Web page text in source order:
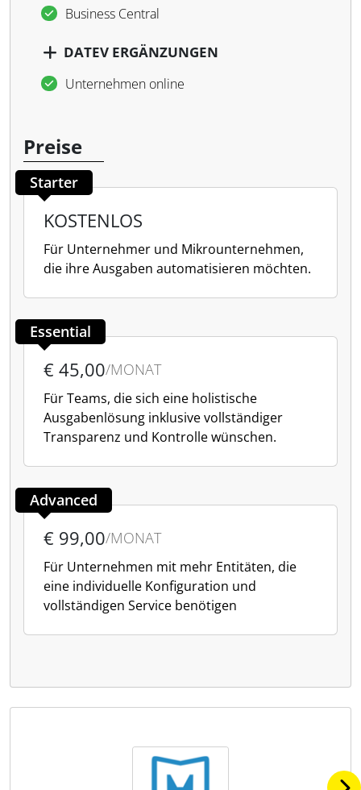
Business Central
DATEV ERGÄNZUNGEN
Unternehmen online
Preise
Starter
KOSTENLOS
Für Unternehmer und Mikrounternehmen,
die ihre Ausgaben automatisieren möchten.
Essential
€ 45,00/MONAT
Für Teams, die sich eine holistische
Ausgabenlösung inklusive vollständiger
Transparenz und Kontrolle wünschen.
Advanced
€ 99,00/MONAT
Für Unternehmen mit mehr Entitäten, die
eine individuelle Konfiguration und
vollständigen Service benötigen